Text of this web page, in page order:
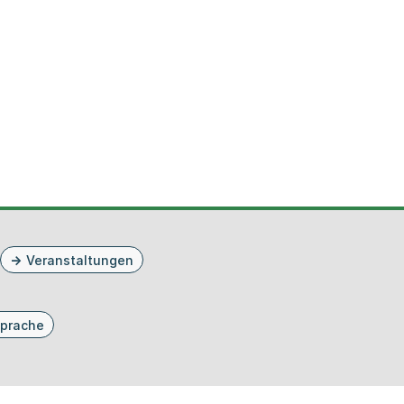
Veranstaltungen